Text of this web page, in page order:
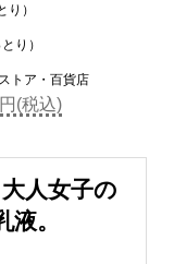
）
り）
トア・百貨店
(税込)
人女子の
。